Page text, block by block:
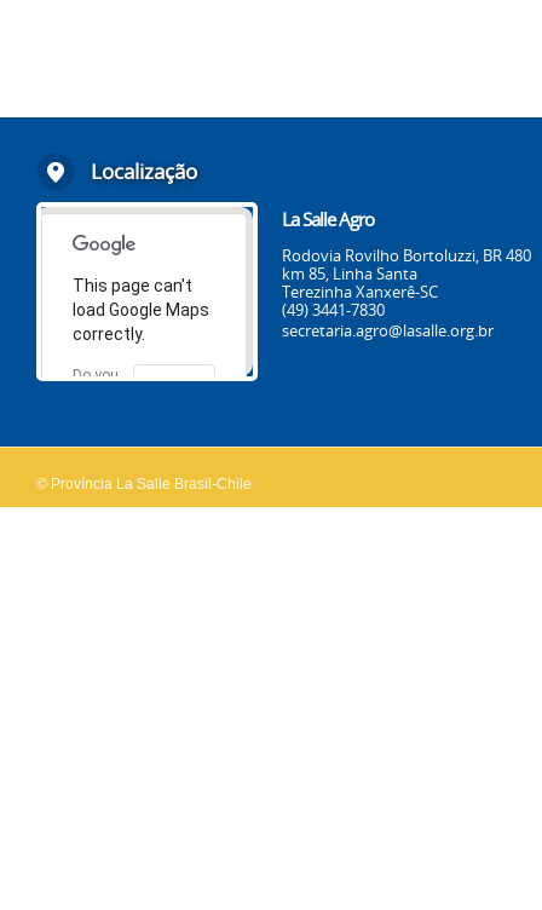
Localização
This page can't
load Google Maps
correctly.
Do you
OK
La Salle Agro
Rodovia Rovilho Bortoluzzi, BR 480
km 85, Linha Santa
Terezinha Xanxerê-SC
(49) 3441-7830
secretaria.agro@lasalle.org.br
© Província La Salle Brasil-Chile